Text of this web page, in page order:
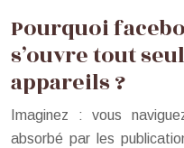
Pourquoi
s’ouvre tout
appareils ?
Imaginez : vous
absorbé par les